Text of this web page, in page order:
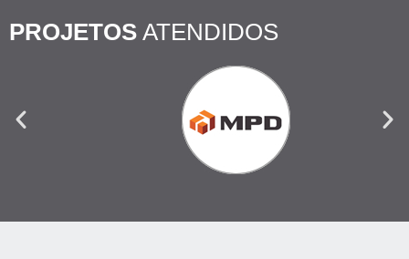
PROJETOS ATENDIDOS